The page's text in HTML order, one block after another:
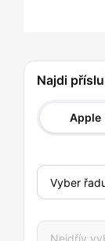
Najdi
Apple